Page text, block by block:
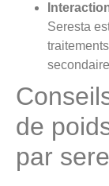
Seresta
de
par